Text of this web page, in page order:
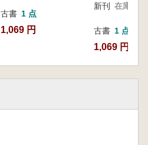
古書 1 点
1,069 円
新刊 在庫なし
古書 1 点
1,069 円